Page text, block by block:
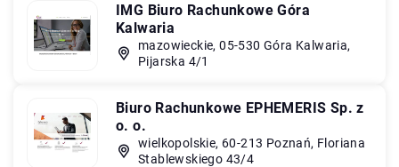
IMG Biuro Rachunkowe Góra
Kalwaria
mazowieckie, 05-530 Góra Kalwaria,
Pijarska 4/1
Biuro Rachunkowe EPHEMERIS Sp. z
o. o.
wielkopolskie, 60-213 Poznań, Floriana
Stablewskiego 43/4